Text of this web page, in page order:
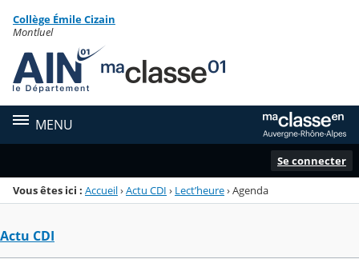
Menu de la rubrique
Contenu
Collège Émile Cizain
Montluel
MENU
Se connecter
Vous êtes ici : Accueil›Actu CDI › Lect’heure›Agenda
Actu CDI